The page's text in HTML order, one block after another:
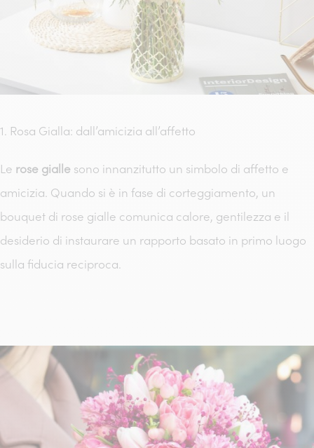
1. Rosa Gialla: dall’amicizia all’affetto
Le rose gialle sono innanzitutto un simbolo di affetto e
amicizia. Quando si è in fase di corteggiamento, un
bouquet di rose gialle comunica calore, gentilezza e il
desiderio di instaurare un rapporto basato in primo luogo
sulla fiducia reciproca.